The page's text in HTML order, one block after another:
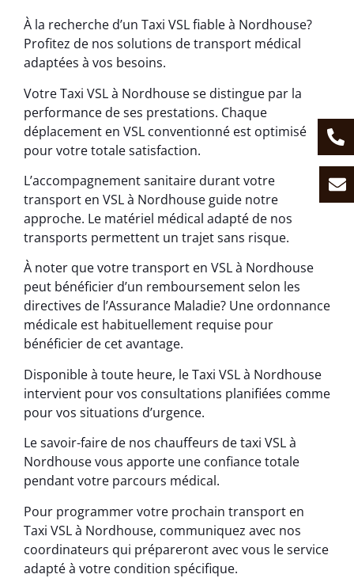
À la recherche d’un Taxi VSL fiable à Nordhouse?
Profitez de nos solutions de transport médical
adaptées à vos besoins.
Votre Taxi VSL à Nordhouse se distingue par la
performance de ses prestations. Chaque
déplacement en VSL conventionné est optimisé
pour votre totale satisfaction.
L’accompagnement sanitaire durant votre
transport en VSL à Nordhouse guide notre
approche. Le matériel médical adapté de nos
transports permettent un trajet sans risque.
À noter que votre transport en VSL à Nordhouse
peut bénéficier d’un remboursement selon les
directives de l’Assurance Maladie? Une ordonnance
médicale est habituellement requise pour
bénéficier de cet avantage.
Disponible à toute heure, le Taxi VSL à Nordhouse
intervient pour vos consultations planifiées comme
pour vos situations d’urgence.
Le savoir-faire de nos chauffeurs de taxi VSL à
Nordhouse vous apporte une confiance totale
pendant votre parcours médical.
Pour programmer votre prochain transport en
Taxi VSL à Nordhouse, communiquez avec nos
coordinateurs qui prépareront avec vous le service
adapté à votre condition spécifique.